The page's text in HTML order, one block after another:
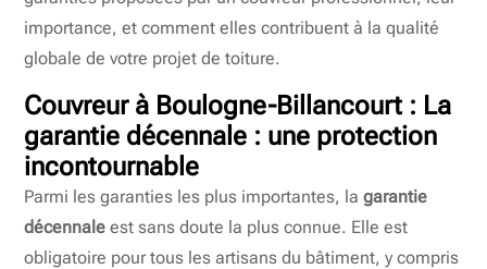
importance, et comment elles contribuent à la qualité
globale de votre projet de toiture.
Couvreur à Boulogne-Billancourt : La
garantie décennale : une protection
incontournable
Parmi les garanties les plus importantes, lagarantie
décennale est sans doute la plus connue. Elle est
obligatoire pour tous les artisans du bâtiment, y compris